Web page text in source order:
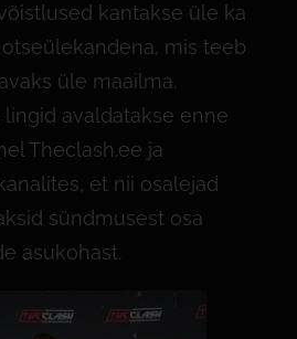
kantakse üle ka
mis teeb
üle maailma.
avaldatakse enne
Theclash.ee ja
et nii osalejad
sündmusest osa
asukohast.